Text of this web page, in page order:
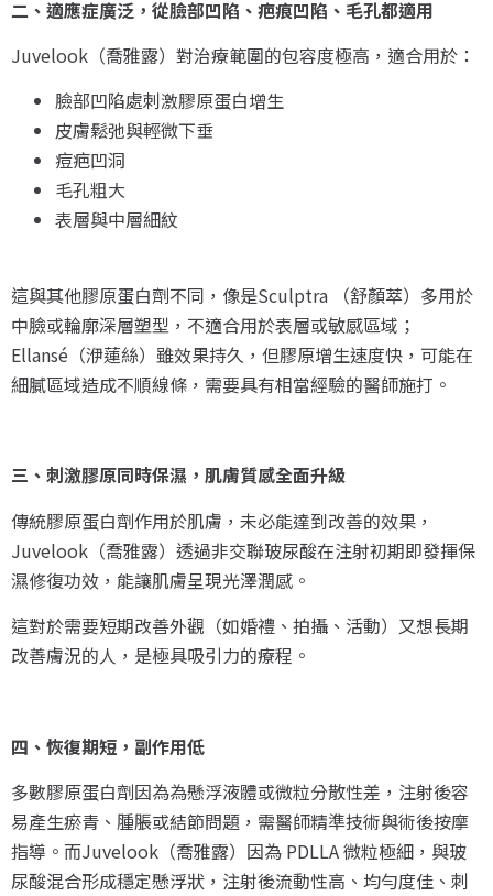
二、適應症廣泛，從臉部凹陷、疤痕凹陷、毛孔都適用
Juvelook（喬雅露）對治療範圍的包容度極高，適合用於：
臉部凹陷處刺激膠原蛋白增生
皮膚鬆弛與輕微下垂
痘疤凹洞
毛孔粗大
表層與中層細紋
這與其他膠原蛋白劑不同，像是Sculptra （舒顏萃）多用於
中臉或輪廓深層塑型，不適合用於表層或敏感區域；
Ellansé（洢蓮絲）雖效果持久，但膠原增生速度快，可能在
細膩區域造成不順線條，需要具有相當經驗的醫師施打。
三、刺激膠原同時保濕，肌膚質感全面升級
傳統膠原蛋白劑作用於肌膚，未必能達到改善的效果，
Juvelook（喬雅露）透過非交聯玻尿酸在注射初期即發揮保
濕修復功效，能讓肌膚呈現光澤潤感。
這對於需要短期改善外觀（如婚禮、拍攝、活動）又想長期
改善膚況的人，是極具吸引力的療程。
四、恢復期短，副作用低
多數膠原蛋白劑因為為懸浮液體或微粒分散性差，注射後容
易產生瘀青、腫脹或結節問題，需醫師精準技術與術後按摩
指導。而Juvelook（喬雅露）因為 PDLLA 微粒極細，與玻
尿酸混合形成穩定懸浮狀，注射後流動性高、均勻度佳、刺